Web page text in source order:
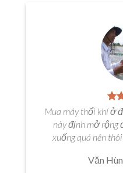
Mua máy thổi khí ở
này định mở rộng
xuống quá nên
Văn